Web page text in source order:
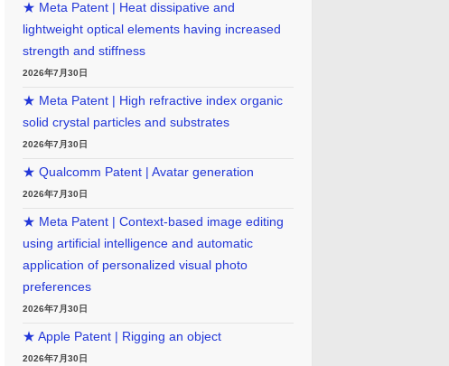
★ Meta Patent | Heat dissipative and
lightweight optical elements having increased
strength and stiffness
2026年7月30日
★ Meta Patent | High refractive index organic
solid crystal particles and substrates
2026年7月30日
★ Qualcomm Patent | Avatar generation
2026年7月30日
★ Meta Patent | Context-based image editing
using artificial intelligence and automatic
application of personalized visual photo
preferences
2026年7月30日
★ Apple Patent | Rigging an object
2026年7月30日